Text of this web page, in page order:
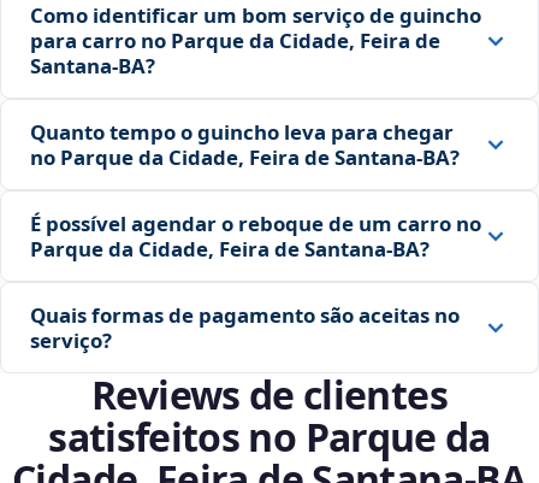
Como identificar um bom serviço de guincho
para carro no Parque da Cidade, Feira de
Santana‑BA?
Quanto tempo o guincho leva para chegar
no Parque da Cidade, Feira de Santana‑BA?
É possível agendar o reboque de um carro no
Parque da Cidade, Feira de Santana‑BA?
Quais formas de pagamento são aceitas no
serviço?
Reviews de clientes
satisfeitos no Parque da